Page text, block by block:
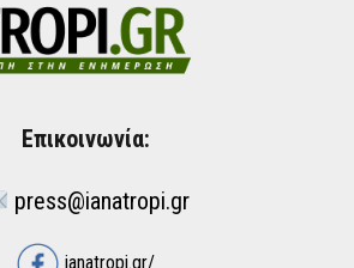
Επικοινωνία:
press@ianatropi.gr
ianatropi.gr/